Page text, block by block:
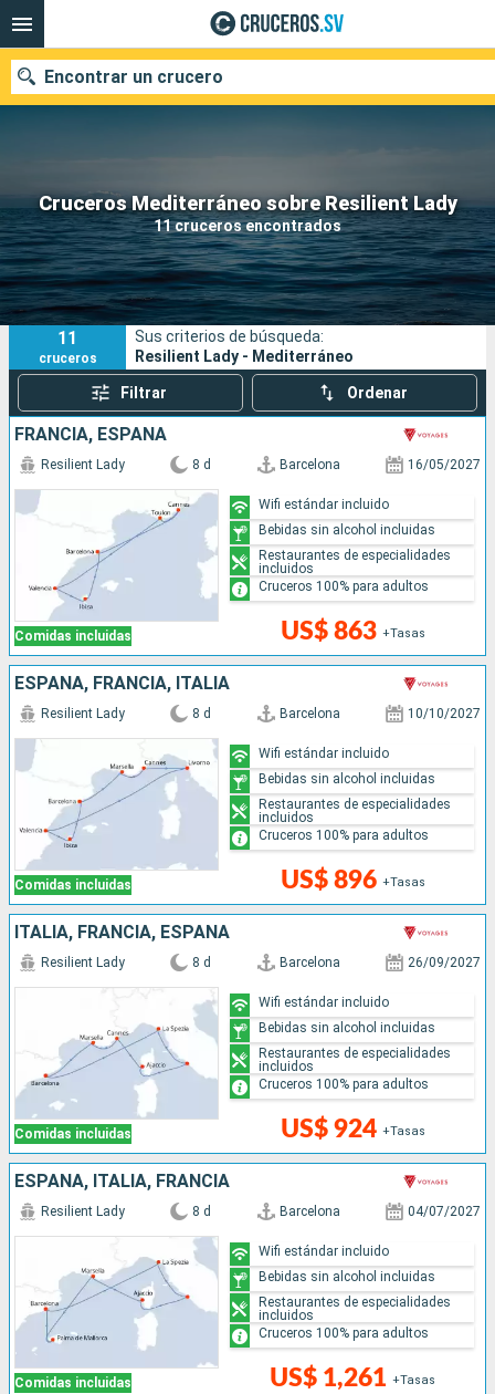
Cruceros Mediterráneo sobre Resilient Lady
11 cruceros encontrados
Encontrar un crucero
Nuestros destinos
Fecha de salida
Puertos Compañías
Buscar
11
cruceros
Sus criterios de búsqueda:
Resilient Lady - Mediterráneo
Filtrar Ordenar
FRANCIA, ESPAÑA
Comidas incluidas
Resilient Lady 8 d Barcelona 16/05/2027
US$ 863 +Tasas
Wifi estándar incluido
Bebidas sin alcohol incluidas
Restaurantes de especialidades
incluidos
Cruceros 100% para adultos
ESPAÑA, FRANCIA, ITALIA
Comidas incluidas
Resilient Lady 8 d Barcelona 10/10/2027
US$ 896 +Tasas
Wifi estándar incluido
Bebidas sin alcohol incluidas
Restaurantes de especialidades
incluidos
Cruceros 100% para adultos
ITALIA, FRANCIA, ESPAÑA
Comidas incluidas
Resilient Lady 8 d Barcelona 26/09/2027
US$ 924 +Tasas
Wifi estándar incluido
Bebidas sin alcohol incluidas
Restaurantes de especialidades
incluidos
Cruceros 100% para adultos
ESPAÑA, ITALIA, FRANCIA
Comidas incluidas
Resilient Lady 8 d Barcelona 04/07/2027
US$ 1,261 +Tasas
Wifi estándar incluido
Bebidas sin alcohol incluidas
Restaurantes de especialidades
incluidos
Cruceros 100% para adultos